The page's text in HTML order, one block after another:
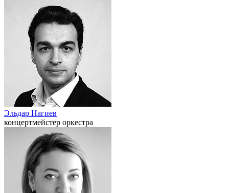
Эльдар Нагиев
концертмейстер оркестра